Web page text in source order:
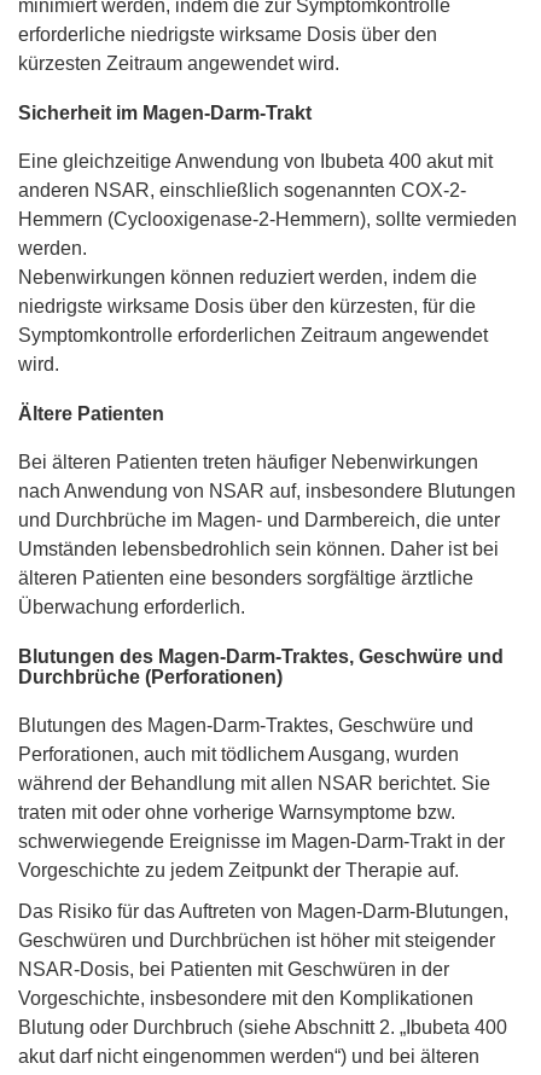
minimiert werden, indem die zur Symptomkontrolle
erforderliche niedrigste wirksame Dosis über den
kürzesten Zeitraum angewendet wird.
Sicherheit im Magen-Darm-Trakt
Eine gleichzeitige Anwendung von Ibubeta 400 akut mit
anderen NSAR, einschließlich sogenannten COX-2-
Hemmern (Cyclooxigenase-2-Hemmern), sollte vermieden
werden.
Nebenwirkungen können reduziert werden, indem die
niedrigste wirksame Dosis über den kürzesten, für die
Symptomkontrolle erforderlichen Zeitraum angewendet
wird.
Ältere Patienten
Bei älteren Patienten treten häufiger Nebenwirkungen
nach Anwendung von NSAR auf, insbesondere Blutungen
und Durchbrüche im Magen- und Darmbereich, die unter
Umständen lebensbedrohlich sein können. Daher ist bei
älteren Patienten eine besonders sorgfältige ärztliche
Überwachung erforderlich.
Blutungen des Magen-Darm-Traktes, Geschwüre und
Durchbrüche (Perforationen)
Blutungen des Magen-Darm-Traktes, Geschwüre und
Perforationen, auch mit tödlichem Ausgang, wurden
während der Behandlung mit allen NSAR berichtet. Sie
traten mit oder ohne vorherige Warnsymptome bzw.
schwerwiegende Ereignisse im Magen-Darm-Trakt in der
Vorgeschichte zu jedem Zeitpunkt der Therapie auf.
Das Risiko für das Auftreten von Magen-Darm-Blutungen,
Geschwüren und Durchbrüchen ist höher mit steigender
NSAR-Dosis, bei Patienten mit Geschwüren in der
Vorgeschichte, insbesondere mit den Komplikationen
Blutung oder Durchbruch (siehe Abschnitt 2. „Ibubeta 400
akut darf nicht eingenommen werden“) und bei älteren